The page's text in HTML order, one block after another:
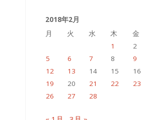
ブ
2018年2月
月
火 水 木 金
1
2
5
6 7 8 9
12
13 14 15 16
19
20 21 22 23
26
27 28